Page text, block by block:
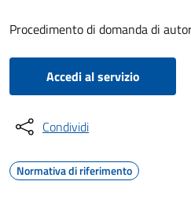
Procedimento di domanda di
Accedi al servizio
Condividi
Normativa di riferimento